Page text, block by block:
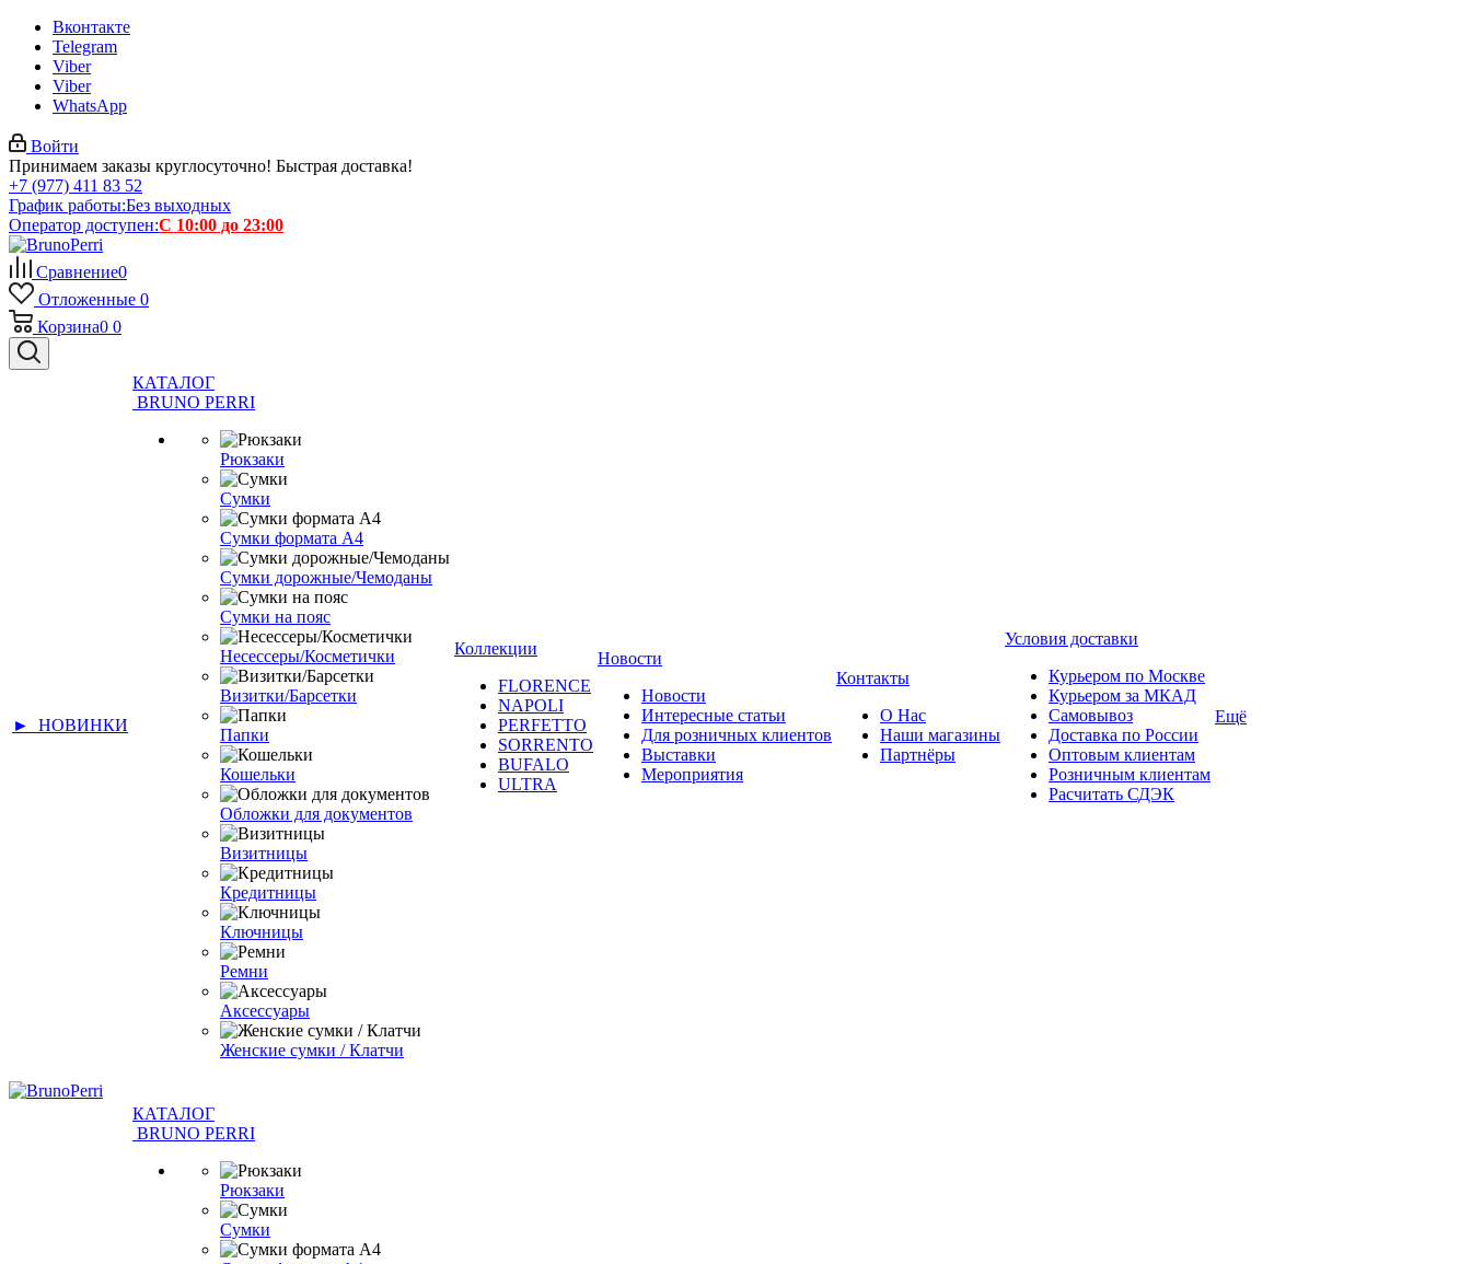
Вконтакте
Telegram
Viber
Viber
WhatsApp
Войти
Принимаем заказы круглосуточно! Быстрая доставка!
+7 (977) 411 83 52
График работы:Без выходных
Оператор доступен:С 10:00 до 23:00
Сравнение0
Отложенные 0
Корзина0 0
► НОВИНКИ
КАТАЛОГ
BRUNO PERRI
Рюкзаки
Сумки
Сумки формата А4
Сумки дорожные/Чемоданы
Сумки на пояс
Несессеры/Косметички
Визитки/Барсетки
Папки
Кошельки
Обложки для документов
Визитницы
Кредитницы
Ключницы
Ремни
Аксессуары
Женские сумки / Клатчи
Коллекции
FLORENCE
NAPOLI
PERFETTO
SORRENTO
BUFALO
ULTRA
Новости
Новости
Интересные статьи
Для розничных клиентов
Выставки
Мероприятия
Контакты
О Нас
Наши магазины
Партнёры
Условия доставки
Курьером по Москве
Курьером за МКАД
Самовывоз
Доставка по России
Оптовым клиентам
Розничным клиентам
Расчитать СДЭК
Ещё
КАТАЛОГ
BRUNO PERRI
Рюкзаки
Сумки